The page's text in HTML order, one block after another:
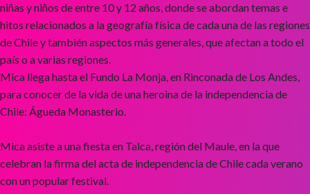
niñas y niños de entre 10 y 12 años, donde se abordan temas e
hitos relacionados a la geografía física de cada una de las regiones
de Chile y también aspectos más generales, que afectan a todo el
país o a varias regiones.
Mica llega hasta el Fundo La Monja, en Rinconada de Los Andes,
para conocer de la vida de una heroina de la independencia de
Chile: Águeda Monasterio.
Mica asiste a una fiesta en Talca, región del Maule, en la que
celebran la firma del acta de independencia de Chile cada verano
con un popular festival.